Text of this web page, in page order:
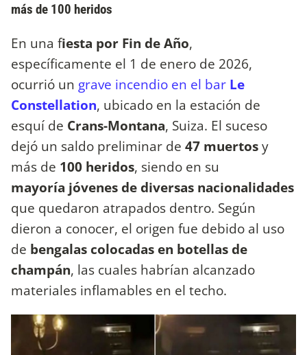
más de 100 heridos
En una fiesta por Fin de Año,
específicamente el 1 de enero de 2026,
ocurrió un grave incendio en el bar Le
Constellation, ubicado en la estación de
esquí de Crans-Montana, Suiza. El suceso
dejó un saldo preliminar de 47 muertosy
más de 100 heridos, siendo en su
mayoría jóvenes de diversas nacionalidades
que quedaron atrapados dentro. Según
dieron a conocer, el origen fue debido al uso
de bengalas colocadas en botellas de
champán, las cuales habrían alcanzado
materiales inflamables en el techo.